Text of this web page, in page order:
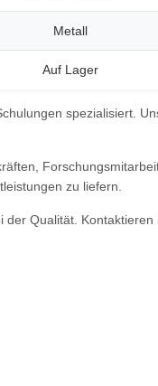
Metall
Auf Lager
spezialisiert.
zu liefern.
Qualität. Kontaktieren